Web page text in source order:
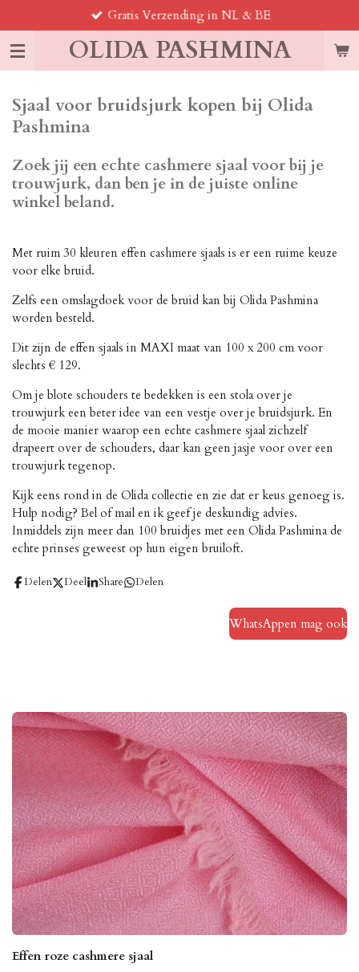
direct
naar
de
OLIDA PASHMINA
Gratis Verzending in NL & BE
Sjaal voor bruidsjurk kopen bij Olida
Pashmina
Zoek jij een echte cashmere sjaal voor bij je
trouwjurk, dan ben je in de juiste online
winkel beland.
Met ruim 30 kleuren effen cashmere sjaals is er een ruime keuze
voor elke bruid.
Zelfs een omslagdoek voor de bruid kan bij Olida Pashmina
worden besteld.
Dit zijn de effen sjaals in MAXI maat van 100 x 200 cm voor
slechts € 129.
Om je blote schouders te bedekken is een stola over je
trouwjurk een beter idee van een vestje over je bruidsjurk. En
de mooie manier waarop een echte cashmere sjaal zichzelf
drapeert over de schouders, daar kan geen jasje voor over een
trouwjurk tegenop.
Kijk eens rond in de Olida collectie en zie dat er keus genoeg is.
Hulp nodig? Bel of mail en ik geef je deskundig advies.
Inmiddels zijn meer dan 100 bruidjes met een Olida Pashmina de
echte prinses geweest op hun eigen bruiloft.
Delen Deel Share Delen
WhatsAppen mag ook
Effen roze cashmere sjaal